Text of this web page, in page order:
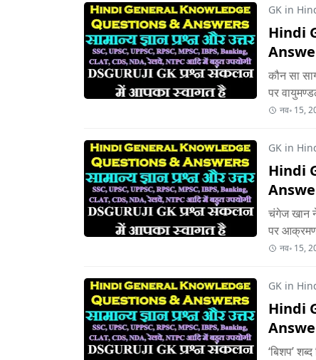
GK in
Hindi
कौन सा
पर
नव॰ 15,
GK in
Hindi
चंगेज खान
पर
नव॰ 15,
GK in
Hindi
‘बिशप’